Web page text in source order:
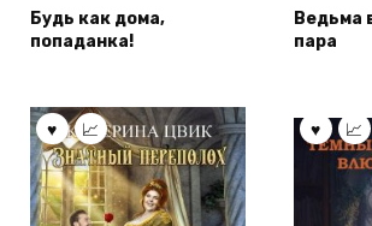
Будь как дома,
попаданка!
Ведьма
пара